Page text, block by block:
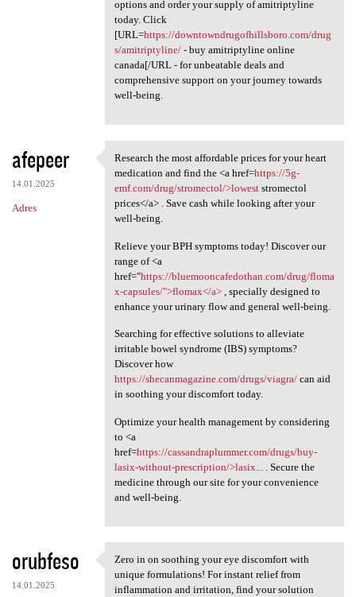
options and order your supply of amitriptyline
today. Click
[URL=https://downtowndrugofhillsboro.com/drug
s/amitriptyline/- buy amitriptyline online
canada[/URL - for unbeatable deals and
comprehensive support on your journey towards
well-being.
afepeer
14.01.2025
Adres
Research the most affordable
Research the most affordable prices for your heart
medication and find the <a href=https://5g-
emf.com/drug/stromectol/>loweststromectol
prices</a> . Save cash while looking after your
well-being.
Relieve your BPH symptoms today! Discover our
range of <a
href="https://bluemooncafedothan.com/drug/floma
x-capsules/">flomax</a>, specially designed to
enhance your urinary flow and general well-being.
Searching for effective solutions to alleviate
irritable bowel syndrome (IBS) symptoms?
Discover how
https://shecanmagazine.com/drugs/viagra/can aid
in soothing your discomfort today.
Optimize your health management by considering
to <a
href=https://cassandraplummer.com/drugs/buy-
lasix-without-prescription/>lasix...
. Secure the
medicine through our site for your convenience
and well-being.
orubfeso
14.01.2025
Zero in on soothing your eye
Zero in on soothing your eye discomfort with
unique formulations! For instant relief from
inflammation and irritation, find your solution